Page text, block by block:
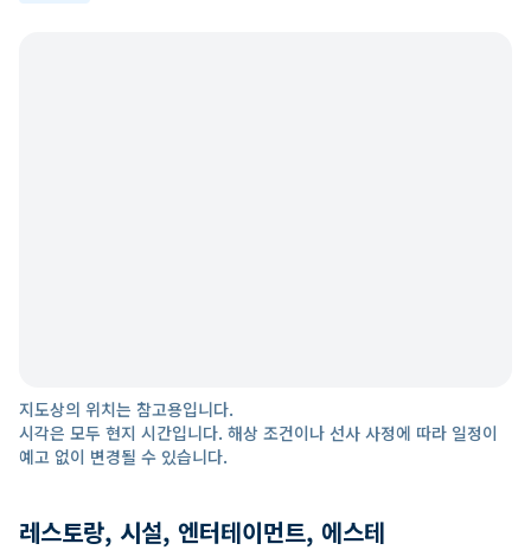
지도상의 위치는 참고용입니다.
시각은 모두 현지 시간입니다. 해상 조건이나 선사 사정에 따라 일정이
예고 없이 변경될 수 있습니다.
레스토랑, 시설, 엔터테이먼트, 에스테